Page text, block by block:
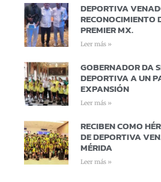
DEPORTIVA
RECONOCIMIENTO
PREMIER MX.
Leer más »
GOBERNADOR DA
DEPORTIVA A UN
EXPANSIÓN
Leer más »
RECIBEN COMO
DE DEPORTIVA
MÉRIDA
Leer más »